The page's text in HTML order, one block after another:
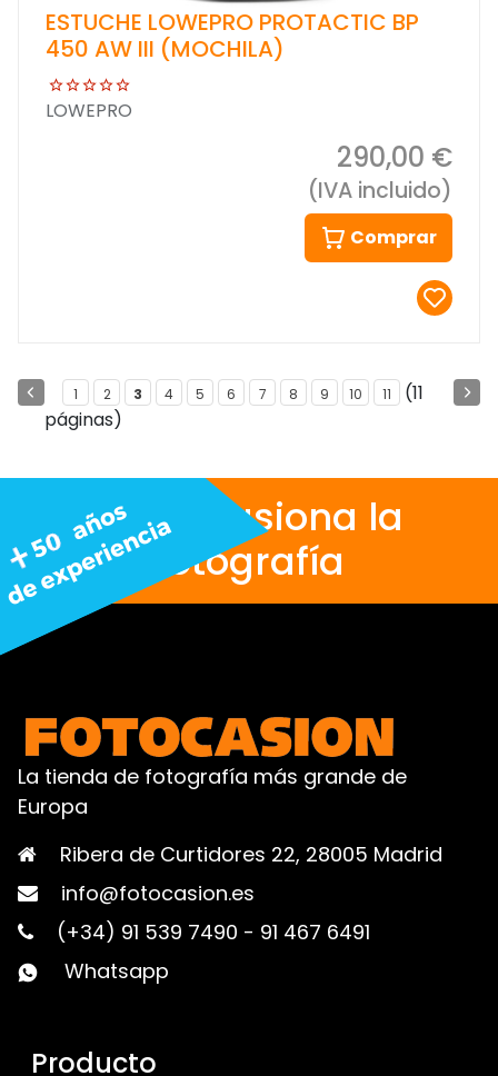
ESTUCHE LOWEPRO PROTACTIC BP
450 AW III (MOCHILA)
LOWEPRO
290,00 €
(IVA incluido)
Comprar
1 2 3 4 5 6 7 8 9 10 11
(11
páginas)
Nos apasiona la
fotografía
La tienda de fotografía más grande de
Europa
Ribera de Curtidores 22, 28005 Madrid
info@fotocasion.es
(+34) 91 539 7490 - 91 467 6491
Whatsapp
Producto